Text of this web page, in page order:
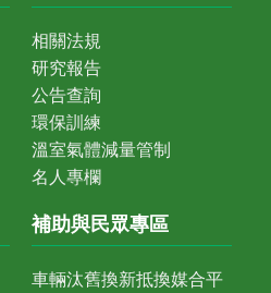
相關法規
研究報告
公告查詢
環保訓練
溫室氣體減量管制
名人專欄
補助與民眾專區
車輛汰舊換新抵換媒合平